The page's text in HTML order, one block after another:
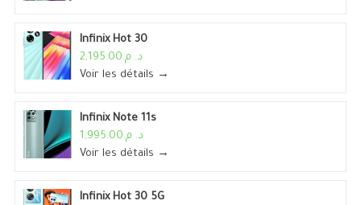
Infinix Hot 30
د. م.2,195.00
Voir les détails →
Infinix Note 11s
د. م.1,995.00
Voir les détails →
Infinix Hot 30 5G